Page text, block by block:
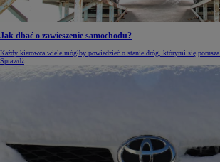
Jak dbać o zawieszenie samochodu?
Każdy kierowca wiele mógłby powiedzieć o stanie dróg, którymi się porusza.
Sprawdź